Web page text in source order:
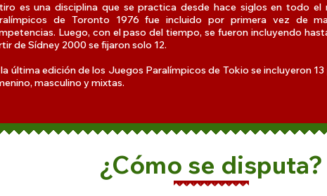
es una disciplina que se practica desde hace siglos en todo el
de Toronto 1976 fue incluido por primera vez de
Luego, con el paso del tiempo, se fueron incluyendo
de Sídney 2000 se fijaron solo 12.
la última edición de los Juegos Paralímpicos de Tokio se incluyeron
masculino y mixtas.
¿Cómo se disputa?